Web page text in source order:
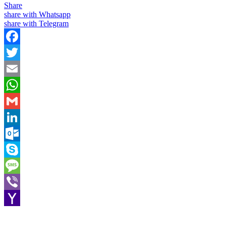
Share
share with Whatsapp
share with Telegram
Facebook
Twitter
Email
WhatsApp
Gmail
LinkedIn
Outlook.com
Skype
Message
Viber